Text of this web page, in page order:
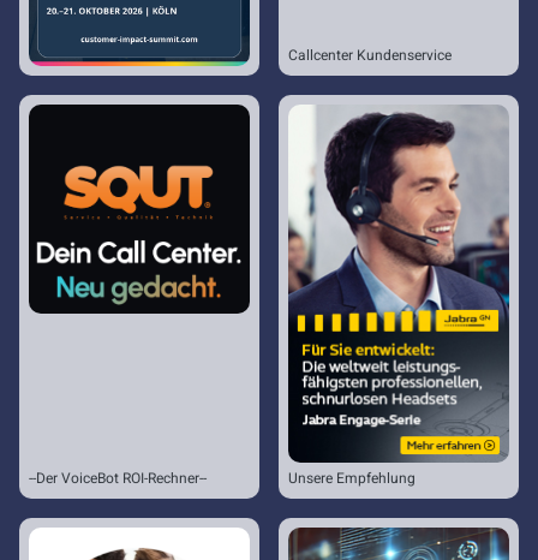
Callcenter Kundenservice
--Der VoiceBot ROI-Rechner-- Unsere Empfehlung